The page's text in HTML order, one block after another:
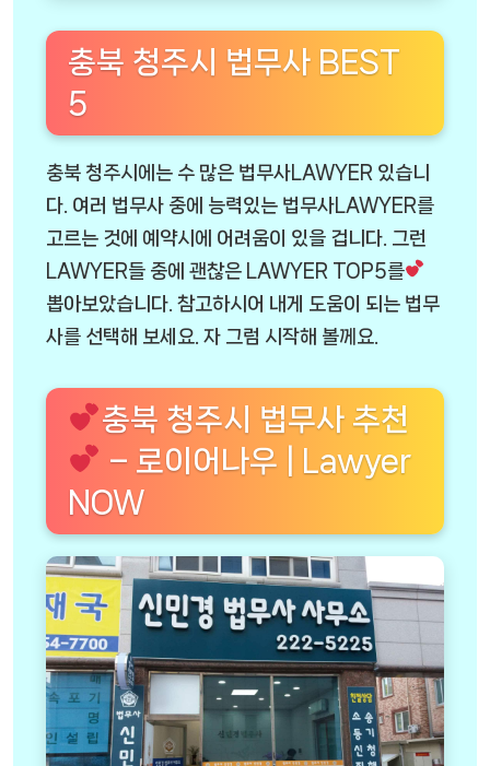
충북 청주시 법무사 BEST
5
충북 청주시에는 수 많은 법무사LAWYER 있습니
다. 여러 법무사 중에 능력있는 법무사LAWYER를
고르는 것에 예약시에 어려움이 있을 겁니다. 그런
LAWYER들 중에 괜찮은 LAWYER TOP5를
뽑아보았습니다. 참고하시어 내게 도움이 되는 법무
사를 선택해 보세요. 자 그럼 시작해 볼께요.
충북 청주시 법무사 추천
– 로이어나우 | Lawyer
NOW